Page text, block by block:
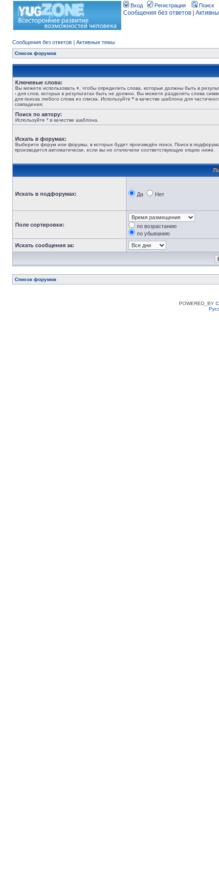
Вход Регистрация Поиск
Сообщения без ответов
Сообщения без ответов | Активные темы
Список форумов
Ключевые слова:
Вы можете использовать + , чтобы определить слова, которые должны быть в
- для слов, которых в результатах быть не должно. Вы можете разделить слова
для поиска любого слова из списка. Используйте * в качестве шаблона для
совпадения.
Поиск по автору:
Используйте * в качестве шаблона.
Искать в форумах:
Выберите форум или форумы, в которых будет произведён поиск. Поиск в
производится автоматически, если вы не отключили соответствующую опцию ниже.
Искать в подфорумах: Да Нет
Поле сортировки:
по возрастанию
по убыванию
Искать сообщения за:
Список форумов
POWERED_BY